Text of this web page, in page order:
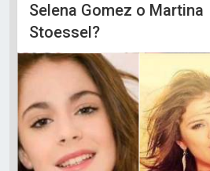
Selena Gomez o Martina
Stoessel?